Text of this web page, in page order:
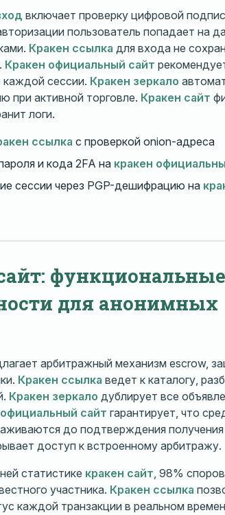
включает проверку цифровой
пользователь попадает на
Кракен ссылка для входа не
Кракен официальный сайт
каждой сессии. Кракен зеркало
при активной торговле. Кракен сайт
логи.
ссылка с проверкой onion-адреса
и кода 2FA на кракен
сессии через PGP-дешифрацию на
функциональные
для анонимных
арбитражный механизм escrow,
Кракен ссылка ведет к каталогу,
Кракен зеркало дублирует все
сайт гарантирует, что
до подтверждения получения
доступ к встроенному арбитражу.
статистике кракен сайт, 98%
участника. Кракен ссылка
каждой транзакции в реальном